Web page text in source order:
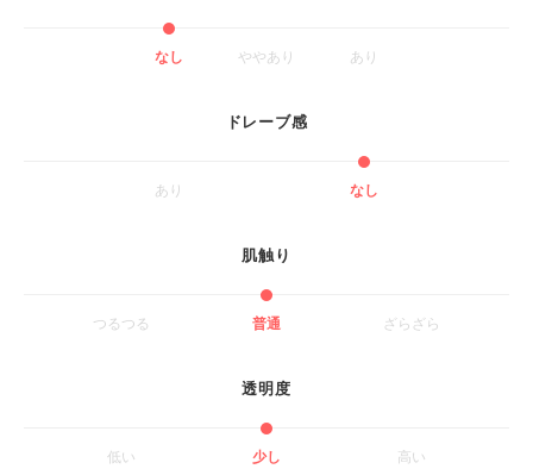
なし ややあり あり
ドレーブ感
あり なし
肌触り
つるつる 普通 ざらざら
透明度
低い 少し 高い